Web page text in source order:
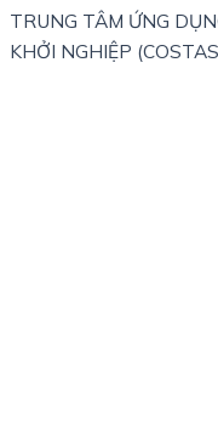
TRUNG TÂM ỨNG
KHỞI NGHIỆP